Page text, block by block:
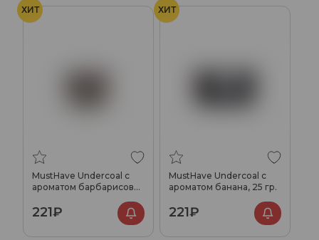
ХИТ
MustHave Undercoal с
ароматом барбарисовых
221₽
ХИТ
MustHave Undercoal с
ароматом банана, 25 гр.
221₽